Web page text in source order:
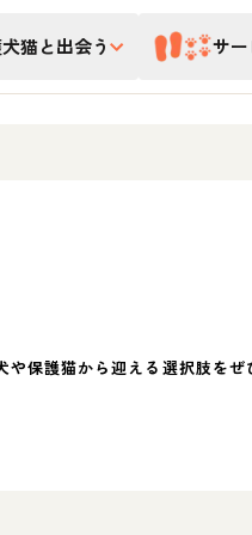
猫と出会う サ
保護猫から迎える選択肢をぜ